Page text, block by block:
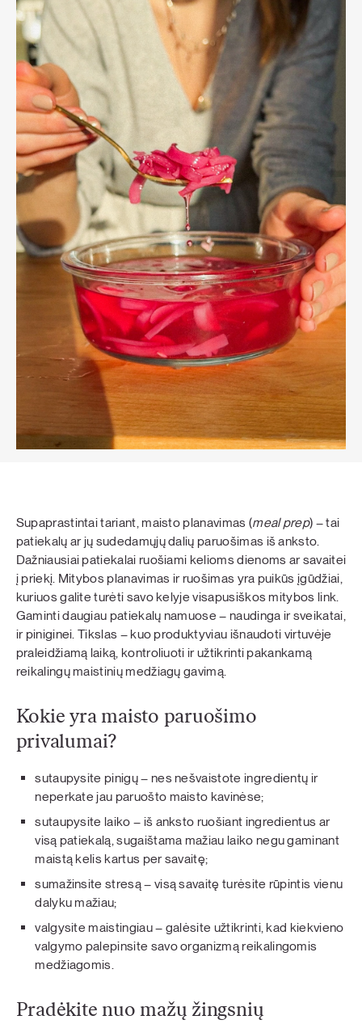
Supaprastintai tariant, maisto planavimas (meal prep) – tai
patiekalų ar jų sudedamųjų dalių paruošimas iš anksto.
Dažniausiai patiekalai ruošiami kelioms dienoms ar savaitei
į priekį. Mitybos planavimas ir ruošimas yra puikūs įgūdžiai,
kuriuos galite turėti savo kelyje visapusiškos mitybos link.
Gaminti daugiau patiekalų namuose – naudinga ir sveikatai,
ir piniginei. Tikslas – kuo produktyviau išnaudoti virtuvėje
praleidžiamą laiką, kontroliuoti ir užtikrinti pakankamą
reikalingų maistinių medžiagų gavimą.
Kokie yra maisto paruošimo
privalumai?
sutaupysite pinigų – nes nešvaistote ingredientų ir
neperkate jau paruošto maisto kavinėse;
sutaupysite laiko – iš anksto ruošiant ingredientus ar
visą patiekalą, sugaištama mažiau laiko negu gaminant
maistą kelis kartus per savaitę;
sumažinsite stresą – visą savaitę turėsite rūpintis vienu
dalyku mažiau;
valgysite maistingiau – galėsite užtikrinti, kad kiekvieno
valgymo palepinsite savo organizmą reikalingomis
medžiagomis.
Pradėkite nuo mažų žingsnių